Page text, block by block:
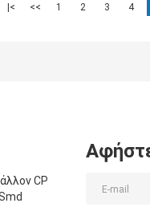
|< << 1 2 3 4
CP